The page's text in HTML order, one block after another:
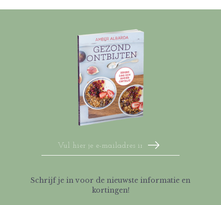
Schrijf je in voor de nieuwste informatie en
kortingen!